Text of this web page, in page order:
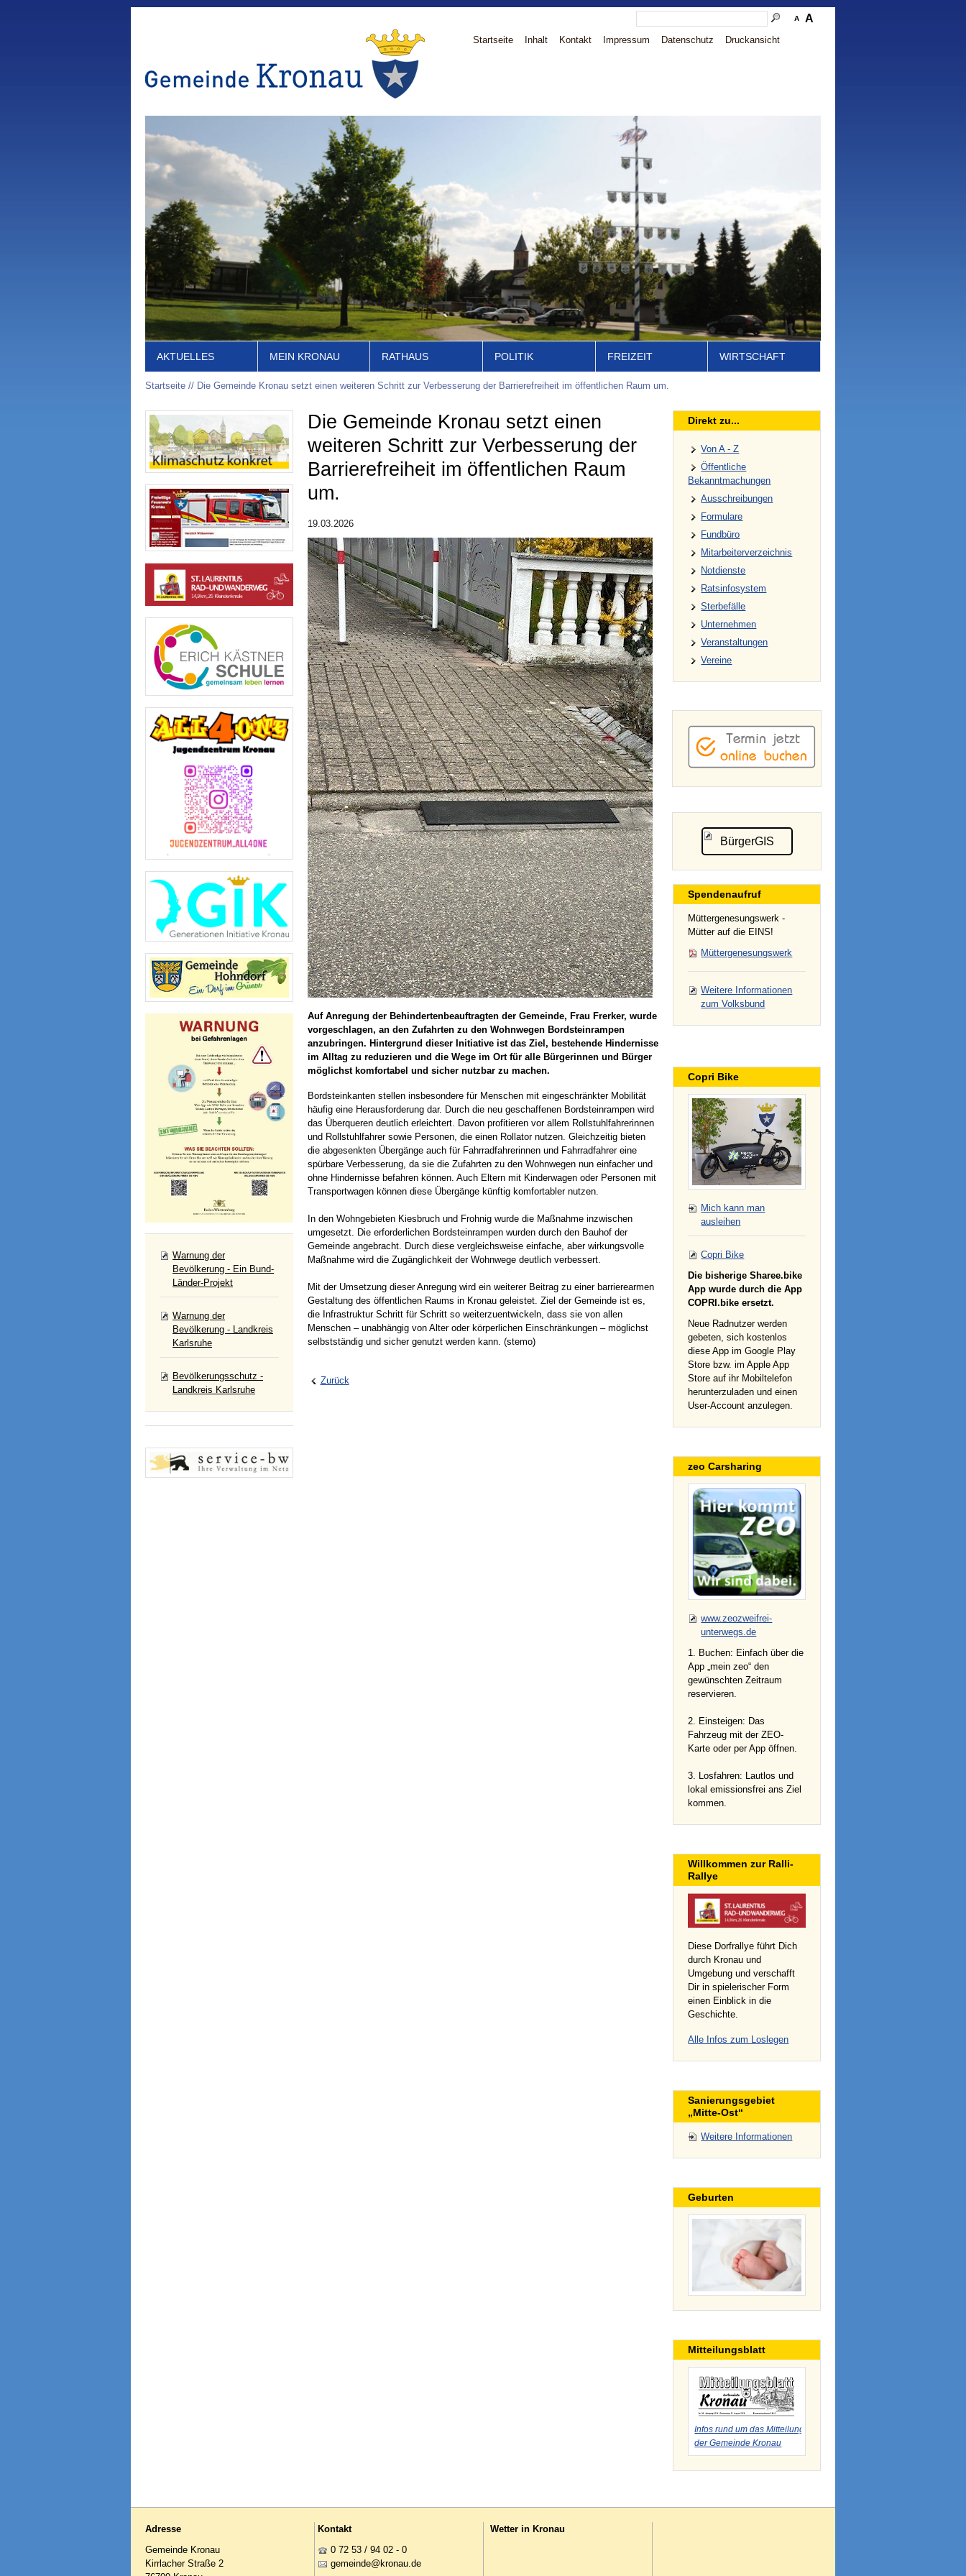
A A
Startseite Inhalt Kontakt Impressum Datenschutz Druckansicht
AKTUELLES MEIN KRONAU RATHAUS POLITIK FREIZEIT WIRTSCHAFT
Startseite Die Gemeinde Kronau setzt einen weiteren Schritt zur Verbesserung der Barrierefreiheit im öffentlichen Raum um.
Warnung der
Bevölkerung - Ein Bund-
Länder-Projekt
Warnung der
Bevölkerung - Landkreis
Karlsruhe
Bevölkerungsschutz -
Landkreis Karlsruhe
Die Gemeinde Kronau setzt einen
weiteren Schritt zur Verbesserung der
Barrierefreiheit im öffentlichen Raum
um.
19.03.2026
Auf Anregung der Behindertenbeauftragten der Gemeinde, Frau Frerker, wurde
vorgeschlagen, an den Zufahrten zu den Wohnwegen Bordsteinrampen
anzubringen. Hintergrund dieser Initiative ist das Ziel, bestehende Hindernisse
im Alltag zu reduzieren und die Wege im Ort für alle Bürgerinnen und Bürger
möglichst komfortabel und sicher nutzbar zu machen.
Bordsteinkanten stellen insbesondere für Menschen mit eingeschränkter Mobilität
häufig eine Herausforderung dar. Durch die neu geschaffenen Bordsteinrampen wird
das Überqueren deutlich erleichtert. Davon profitieren vor allem Rollstuhlfahrerinnen
und Rollstuhlfahrer sowie Personen, die einen Rollator nutzen. Gleichzeitig bieten
die abgesenkten Übergänge auch für Fahrradfahrerinnen und Fahrradfahrer eine
spürbare Verbesserung, da sie die Zufahrten zu den Wohnwegen nun einfacher und
ohne Hindernisse befahren können. Auch Eltern mit Kinderwagen oder Personen mit
Transportwagen können diese Übergänge künftig komfortabler nutzen.
In den Wohngebieten Kiesbruch und Frohnig wurde die Maßnahme inzwischen
umgesetzt. Die erforderlichen Bordsteinrampen wurden durch den Bauhof der
Gemeinde angebracht. Durch diese vergleichsweise einfache, aber wirkungsvolle
Maßnahme wird die Zugänglichkeit der Wohnwege deutlich verbessert.
Mit der Umsetzung dieser Anregung wird ein weiterer Beitrag zu einer barrierearmen
Gestaltung des öffentlichen Raums in Kronau geleistet. Ziel der Gemeinde ist es,
die Infrastruktur Schritt für Schritt so weiterzuentwickeln, dass sie von allen
Menschen – unabhängig von Alter oder körperlichen Einschränkungen – möglichst
selbstständig und sicher genutzt werden kann. (stemo)
Zurück
Direkt zu...
Von A - Z
Öffentliche
Bekanntmachungen
Ausschreibungen
Formulare
Fundbüro
Mitarbeiterverzeichnis
Notdienste
Ratsinfosystem
Sterbefälle
Unternehmen
Veranstaltungen
Vereine
BürgerGIS
Spendenaufruf
Müttergenesungswerk -
Mütter auf die EINS!
Müttergenesungswerk
Weitere Informationen
zum Volksbund
Copri Bike
Mich kann man
ausleihen
Copri Bike
Die bisherige Sharee.bike
App wurde durch die App
COPRI.bike ersetzt.
Neue Radnutzer werden
gebeten, sich kostenlos
diese App im Google Play
Store bzw. im Apple App
Store auf ihr Mobiltelefon
herunterzuladen und einen
User-Account anzulegen.
zeo Carsharing
www.zeozweifrei-
unterwegs.de
1. Buchen: Einfach über die
App „mein zeo“ den
gewünschten Zeitraum
reservieren.
2. Einsteigen: Das
Fahrzeug mit der ZEO-
Karte oder per App öffnen.
3. Losfahren: Lautlos und
lokal emissionsfrei ans Ziel
kommen.
Willkommen zur Ralli-
Rallye
Diese Dorfrallye führt Dich
durch Kronau und
Umgebung und verschafft
Dir in spielerischer Form
einen Einblick in die
Geschichte.
Alle Infos zum Loslegen
Sanierungsgebiet
„Mitte-Ost“
Weitere Informationen
Geburten
Mitteilungsblatt
Infos rund um das Mitteilungsblatt
der Gemeinde Kronau
Adresse
Gemeinde Kronau
Kirrlacher Straße 2
Kontakt
0 72 53 / 94 02 - 0
g m nd kr n d
Wetter in Kronau